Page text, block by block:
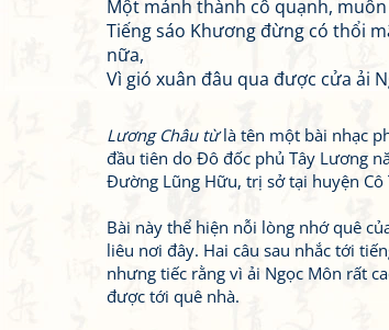
Một mảnh thành cô quạnh,
Tiếng sáo Khương đừng có thổi
nữa,
Vì gió xuân đâu qua được cửa ải
Lương Châu từlà tên một bài nhạc
đầu tiên do Đô đốc phủ Tây Lương
Đường Lũng Hữu, trị sở tại huyện Cô
Bài này thể hiện nỗi lòng nhớ quê
liêu nơi đây. Hai câu sau nhắc tới
nhưng tiếc rằng vì ải Ngọc Môn rất
được tới quê nhà.